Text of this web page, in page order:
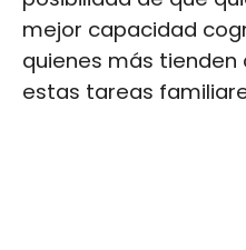
mejor capacidad
quienes más tienden
estas tareas